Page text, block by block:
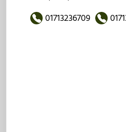
01713236709